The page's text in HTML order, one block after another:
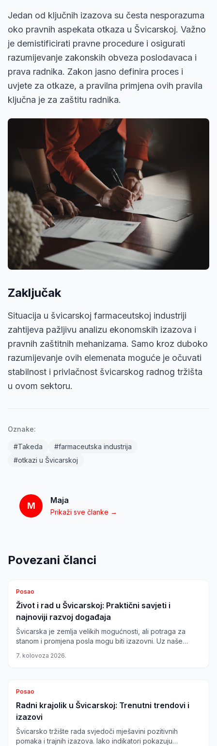
Jedan od ključnih izazova su česta nesporazuma
oko pravnih aspekata otkaza u Švicarskoj. Važno
je demistificirati pravne procedure i osigurati
razumijevanje zakonskih obveza poslodavaca i
prava radnika. Zakon jasno definira proces i
uvjete za otkaze, a pravilna primjena ovih pravila
ključna je za zaštitu radnika.
Zaključak
Situacija u švicarskoj farmaceutskoj industriji
zahtijeva pažljivu analizu ekonomskih izazova i
pravnih zaštitnih mehanizama. Samo kroz duboko
razumijevanje ovih elemenata moguće je očuvati
stabilnost i privlačnost švicarskog radnog tržišta
u ovom sektoru.
Oznake:
#Takeda #farmaceutska industrija
#otkazi u Švicarskoj
M
Maja
Prikaži sve članke →
Povezani članci
Posao
Život i rad u Švicarskoj: Praktični savjeti i
najnoviji razvoj događaja
Švicarska je zemlja velikih mogućnosti, ali potraga za
stanom i promjena posla mogu biti izazovni. Uz naše
važnost posjedovanja privremenih svjedodžbi pri
7. kolovoza 2026.
Posao
Radni krajolik u Švicarskoj: Trenutni trendovi i
izazovi
Švicarsko tržište rada svjedoči mješavini pozitivnih
pomaka i trajnih izazova. Iako indikatori pokazuju